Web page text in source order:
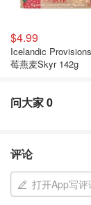
$4.99
Icelandic
莓燕麦Skyr 142g
问大家0
评论
打开App写评